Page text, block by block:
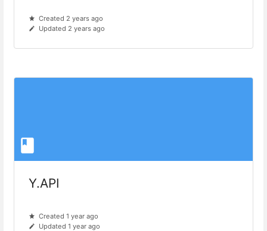
Created 2 years ago
Updated 2 years ago
Y.API
Created 1 year ago
Updated 1 year ago